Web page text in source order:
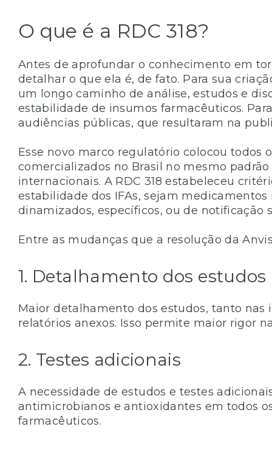
O que é a RDC 318?
Antes de aprofundar o conhecimento em
detalhar o que ela é, de fato. Para sua
um longo caminho de análise, estudos e
estabilidade de insumos farmacêuticos.
audiências públicas, que resultaram na
Esse novo marco regulatório colocou todos
comercializados no Brasil no mesmo
internacionais. A RDC 318 estabeleceu
estabilidade dos IFAs, sejam
dinamizados, específicos, ou de notificação
Entre as mudanças que a resolução da
1. Detalhamento dos estudos
Maior detalhamento dos estudos, tanto
relatórios anexos. Isso permite maior rigor
2. Testes adicionais
A necessidade de estudos e testes
antimicrobianos e antioxidantes em todos
farmacêuticos.